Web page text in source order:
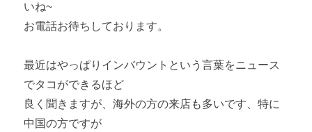
いね~
お電話お待ちしております。
最近はやっぱりインバウントという言葉をニュース
でタコができるほど
良く聞きますが、海外の方の来店も多いです、特に
中国の方ですが